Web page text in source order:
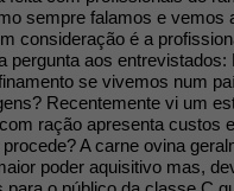
sempre falamos e vemos
consideração é a
pergunta aos entrevistados:
se vivemos num
Recentemente vi um
ração apresenta custos
A carne ovina
poder aquisitivo mas,